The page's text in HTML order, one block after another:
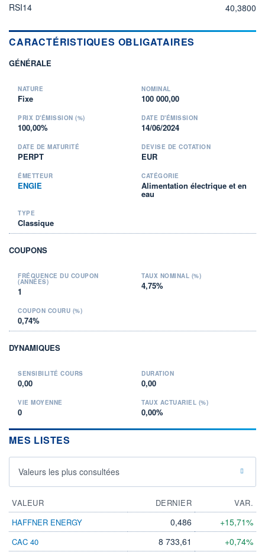
RSI14
40,3800
CARACTÉRISTIQUES OBLIGATAIRES
GÉNÉRALE
NATURE
Fixe
NOMINAL
100 000,00
PRIX D'ÉMISSION (%)
100,00%
DATE D'ÉMISSION
14/06/2024
DATE DE MATURITÉ
PERPT
DEVISE DE COTATION
EUR
ÉMETTEUR
ENGIE
CATÉGORIE
Alimentation électrique et en
eau
TYPE
Classique
COUPONS
FRÉQUENCE DU COUPON
(ANNÉES)
1
TAUX NOMINAL (%)
4,75%
COUPON COURU (%)
0,74%
DYNAMIQUES
SENSIBILITÉ COURS
0,00
DURATION
0,00
VIE MOYENNE
0
TAUX ACTUARIEL (%)
0,00%
MES LISTES
Valeurs les plus consultées
VALEUR DERNIER
VAR.
HAFFNER ENERGY
0,486 +15,71%
CAC 40 8 733,61
+0,74%